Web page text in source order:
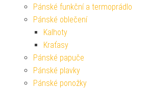
Pánské funkční a termoprádlo
Pánské oblečení
Kalhoty
Kraťasy
Pánské papuče
Pánské plavky
Pánské ponožky